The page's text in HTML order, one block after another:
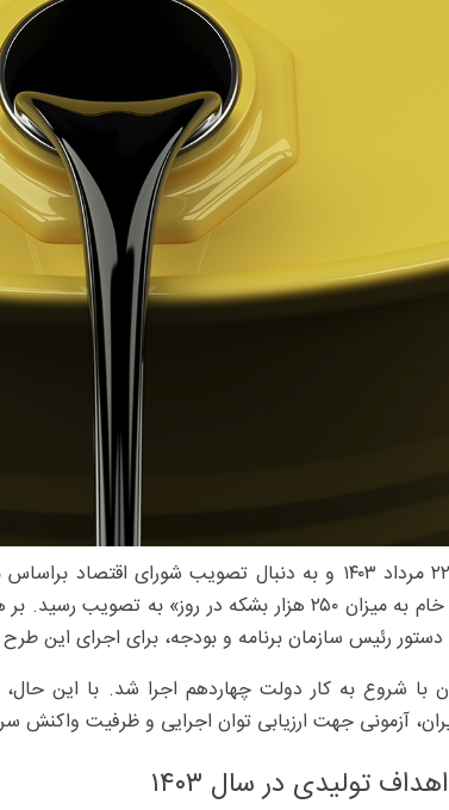
ضربتی تولید نفت خام به میزان ۲۵۰ هزار بشکه در
دستور رئیس سازمان برنامه ‌و بودجه، برای اجرای
با شروع به کار دولت چهاردهم اجرا شد. با این
آزمونی جهت ارزیابی توان اجرایی و ظرفیت واکنش
تولیدی در سال ۱۴۰۳